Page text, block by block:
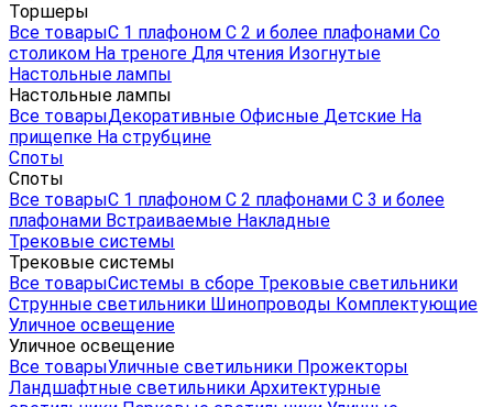
Торшеры
Все товарыС 1 плафоном С 2 и более плафонами Со
столиком На треноге Для чтения Изогнутые
Настольные лампы
Настольные лампы
Все товарыДекоративные Офисные Детские На
прищепке На струбцине
Споты
Споты
Все товарыС 1 плафоном С 2 плафонами С 3 и более
плафонами Встраиваемые Накладные
Трековые системы
Трековые системы
Все товарыСистемы в сборе Трековые светильники
Струнные светильники Шинопроводы Комплектующие
Уличное освещение
Уличное освещение
Все товарыУличные светильники Прожекторы
Ландшафтные светильники Архитектурные